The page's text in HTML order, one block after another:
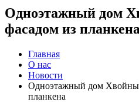
Одноэтажный дом
фасадом из планкена
Главная
О нас
Новости
Одноэтажный дом
планкена